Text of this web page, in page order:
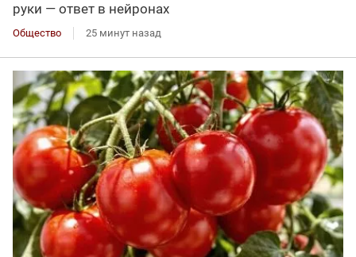
руки — ответ в нейронах
Общество 25 минут назад